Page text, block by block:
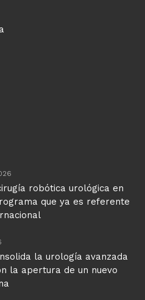
robótica urológica en
que ya es referente
la urología avanzada
la apertura de un nuevo